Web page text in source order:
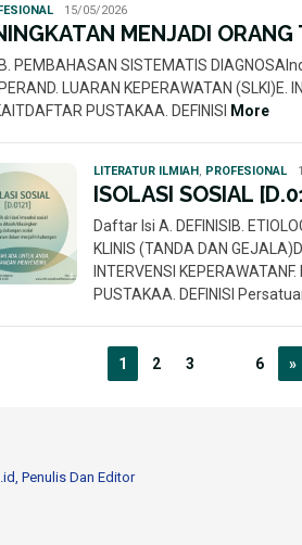
Rahmi
Nur
15/05/2026
MENJADI
PEMBAHASAN SISTEMATIS
LUARAN KEPERAWATAN (SLKI)E.
PUSTAKAA. DEFINISI More
LITERATUR ILMIAH PROFESIONAL
ISOLASI SOSIAL
Daftar Isi A. DEFINISIB.
KLINIS (TANDA DAN
INTERVENSI
PUSTAKAA. DEFINISI
1 2 3 6 »
Penulis Dan Editor